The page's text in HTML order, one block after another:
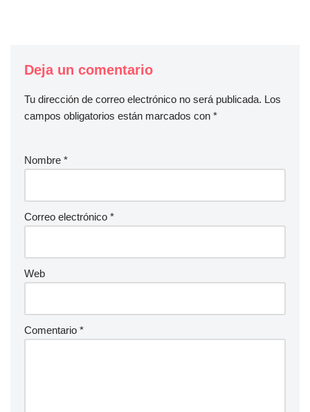
Deja un comentario
Tu dirección de correo electrónico no será publicada. Los
campos obligatorios están marcados con *
Nombre *
Correo electrónico *
Web
Comentario *